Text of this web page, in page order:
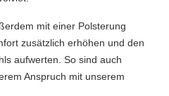
mit einer Polsterung
zusätzlich erhöhen und den
aufwerten. So sind auch
Anspruch mit unserem